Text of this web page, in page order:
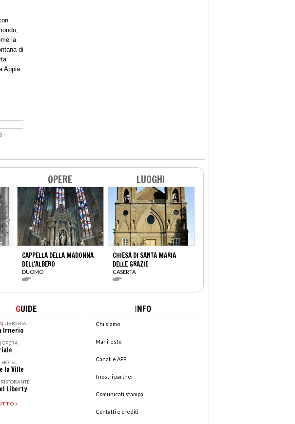
la
di
Appia.
·
OPERE
CAPPELLA DELLA MADONNA
DELL'ALBERO
DUOMO
LUOGHI
CHIESA DI SANTA MARIA
DELLE GRAZIE
CASERTA
GUIDE
| LIBRERIA
Irnerio
OPERA
HOTEL
la Ville
RISTORANTE
Liberty
>
INFO
Chi siamo
Manifesto
Canali e APP
I nostri partner
Comunicati stampa
Contatti e crediti